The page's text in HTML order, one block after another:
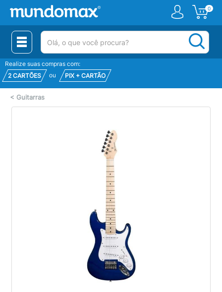
0
(pesquisar)
Realize suas compras com:
2 CARTÕES
ou PIX + CARTÃO
< Guitarras